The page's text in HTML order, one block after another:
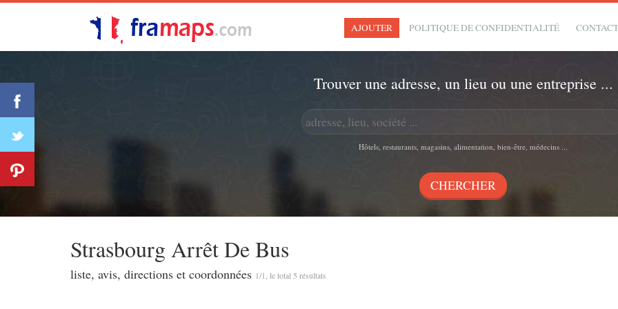
AJOUTER POLITIQUE DE CONFIDENTIALITÉ
Trouver une adresse, un lieu ou une entreprise ...
Hôtels, restaurants, magasins, alimentation, bien-être, médecins ...
Strasbourg Arrêt De Bus
liste, avis, directions et coordonnées 1/1, le total 5 résultats